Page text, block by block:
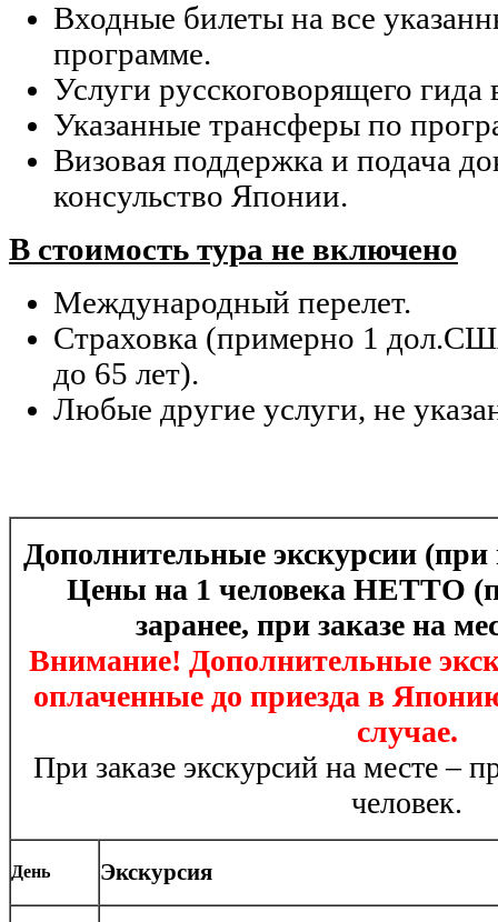
Входные билеты на все
программе.
Услуги русскоговорящего гида
Указанные трансферы по
Визовая поддержка и подача
консульство Японии.
В стоимость тура не включено
Международный перелет.
Страховка (примерно 1
до 65 лет).
Любые другие услуги, не
Дополнительные экскурсии (при
Цены на 1 человека НЕТТО
заранее, при заказе на
Внимание! Дополнительные
оплаченные до приезда в
случае.
При заказе экскурсий на месте –
человек.
День Экскурсия